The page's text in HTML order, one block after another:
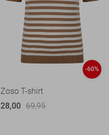
-60%
Zoso T-shirt
28,00 69,95